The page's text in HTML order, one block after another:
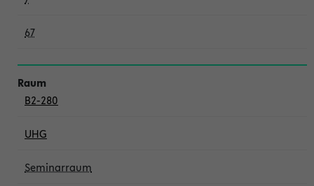
67
B2-280
UHG
Seminarraum